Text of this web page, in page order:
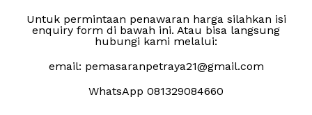
Untuk permintaan penawaran harga silahkan isi
enquiry form di bawah ini. Atau bisa langsung
hubungi kami melalui:
email: pemasaranpetraya21@gmail.com
WhatsApp 081329084660